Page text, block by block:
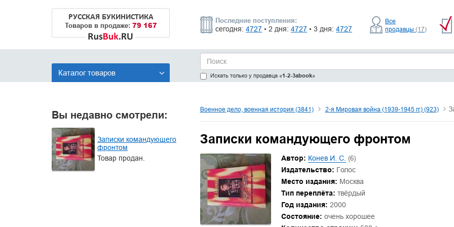
РУССКАЯ БУКИНИСТИКА
Товаров в продаже: 79 167
Последние поступления:
сегодня: 4727 • 2 дня: 4727 • 3 дня: 4727
Все
продавцы (17)
Каталог товаров Искать только у продавца «1-2-3abook»
Вы недавно смотрели:
Записки командующего
фронтом
Товар продан.
Военное дело, военная история (3841) 2-я Мировая война (1939-1945 гг.) (923)
Записки командующего фронтом
Автор: Конев И. С. (6)
Издательство: Голос
Место издания: Москва
Тип переплёта: твёрдый
Год издания: 2000
Состояние: очень хорошее